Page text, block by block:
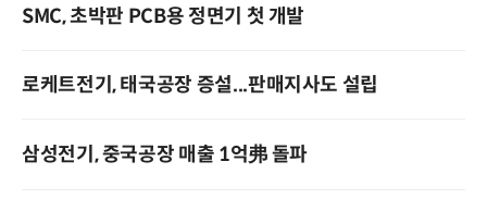
SMC, 초박판 PCB용 정면기 첫 개발
로케트전기, 태국공장 증설...판매지사도 설립
삼성전기, 중국공장 매출 1억弗 돌파